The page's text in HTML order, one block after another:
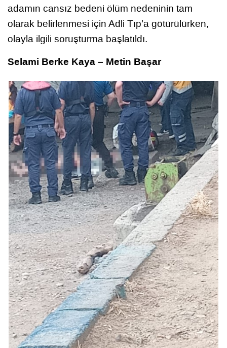
adamın cansız bedeni ölüm nedeninin tam
olarak belirlenmesi için Adli Tıp’a götürülürken,
olayla ilgili soruşturma başlatıldı.
Selami Berke Kaya – Metin Başar